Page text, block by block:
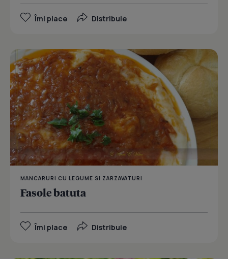
Îmi place Distribuie
MANCARURI CU LEGUME SI ZARZAVATURI
Fasole batuta
Îmi place Distribuie